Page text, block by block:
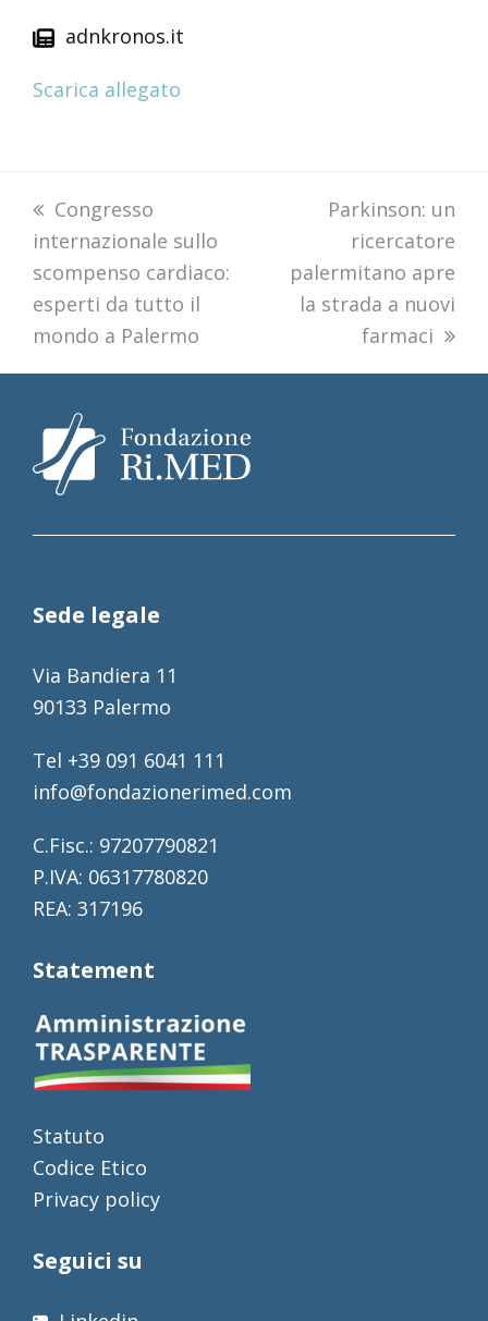
adnkronos.it
Scarica allegato
previous
post:
Congresso
internazionale sullo
scompenso cardiaco:
esperti da tutto il
mondo a Palermo
next
post:
Parkinson: un
ricercatore
palermitano apre
la strada a nuovi
farmaci
Sede legale
Via Bandiera 11
90133 Palermo
Tel +39 091 6041 111
info@fondazionerimed.com
C.Fisc.: 97207790821
P.IVA: 06317780820
REA: 317196
Statement
Statuto
Codice Etico
Privacy policy
Seguici su